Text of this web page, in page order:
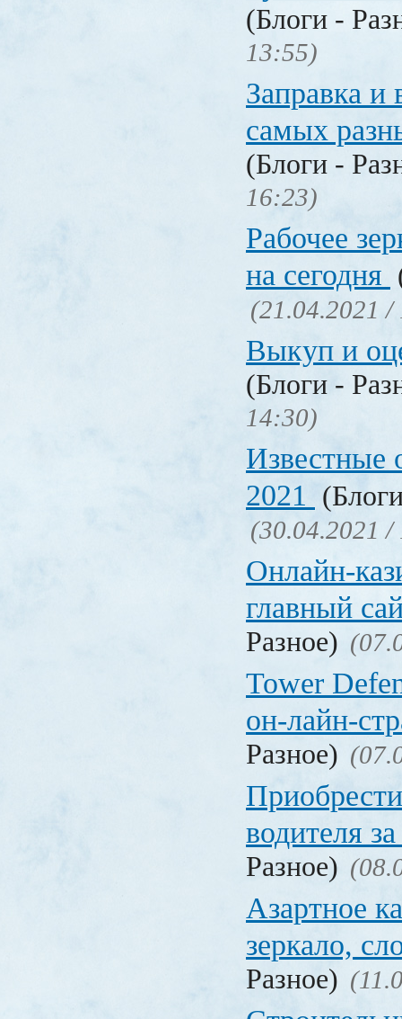
(Блоги -
13:55)
Заправка и
самых
(Блоги -
16:23)
Рабочее
на сегодня
(21.04.2021 /
Выкуп и
(Блоги -
14:30)
Известные
2021
(30.04.2021 /
Онлайн-
главный
Разное)
Tower
он-лайн-
Разное)
водителя
Разное)
Азартное
зеркало,
Разное)